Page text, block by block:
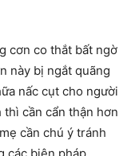
cơn co thắt bất ngờ
này bị ngắt quãng
nấc cụt cho người
cần cẩn thận hơn
cần chú ý tránh